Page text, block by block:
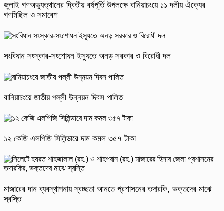
জুলাই গণঅভ্যুত্থানের দ্বিতীয় বর্ষপূর্তি উপলক্ষে বানিয়াচংয়ে ১১ দলীয় ঐক্যের
গণমিছিল ও সমাবেশ
সংবিধান সংস্কার-সংশোধন ইস্যুতে অনড় সরকার ও বিরোধী দল
বানিয়াচংয়ে জাতীয় পল্লী উন্নয়ন দিবস পালিত
১২ কেজি এলপিজি সিলিন্ডারে দাম কমল ৩৫৭ টাকা
মাজারের দান ব্যবস্থাপনায় স্বচ্ছতা আনতে প্রশাসনের তদারকি, ভক্তদের মাঝে
স্বস্তি